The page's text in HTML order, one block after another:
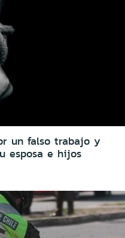
un falso trabajo y
esposa e hijos